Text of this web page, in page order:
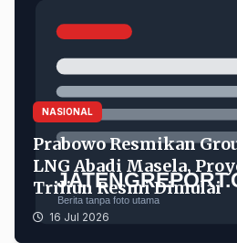
NASIONAL
Prabowo Resmikan
LNG Abadi Masela,
Triliun Resmi Dimulai
16 Jul 2026